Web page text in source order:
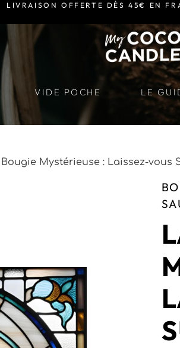
LIVRAISON OFFERTE DÈS 45€ EN
VIDE POCHE LE
Mystérieuse : Laissez-vous